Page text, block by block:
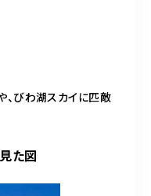
、びわ湖スカイに匹敵
た図